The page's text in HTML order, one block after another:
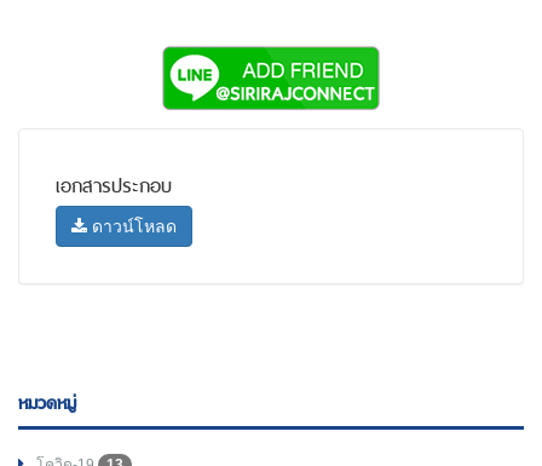
เอกสารประกอบ
ดาวน์โหลด
หมวดหมู่